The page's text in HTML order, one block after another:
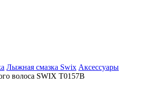
Лыжная смазка Swix Аксессуары
волоса SWIX T0157B